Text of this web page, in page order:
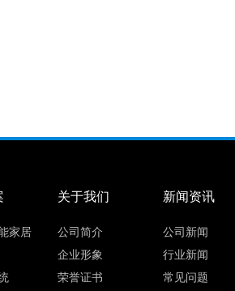
家居
关于我们
公司简介
企业形象
荣誉证书
新闻资讯
公司新闻
行业新闻
常见问题